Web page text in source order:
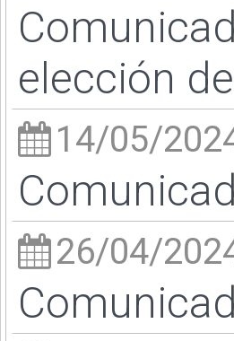
elección
14/05/
26/04/